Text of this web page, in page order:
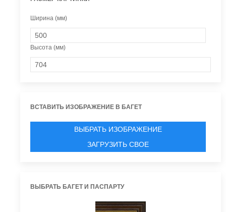
Ширина (мм)
Высота (мм)
ВСТАВИТЬ ИЗОБРАЖЕНИЕ В БАГЕТ
ВЫБРАТЬ ИЗОБРАЖЕНИЕ
ЗАГРУЗИТЬ СВОЕ
ВЫБРАТЬ БАГЕТ И ПАСПАРТУ